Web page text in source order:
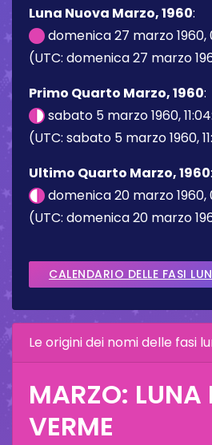
Luna Nuova Marzo, 1960:
domenica 27 marzo 1960,
(UTC: domenica 27 marzo
Primo Quarto Marzo, 1960:
sabato 5 marzo 1960,
(UTC: sabato 5 marzo 1960,
Ultimo Quarto Marzo, 1960:
domenica 20 marzo 1960,
(UTC: domenica 20 marzo
CALENDARIO DELLE FASI
Le origini dei nomi delle fasi
MARZO: LUNA
VERME